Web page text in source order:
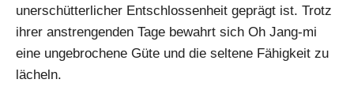
unerschütterlicher Entschlossenheit geprägt ist. Trotz
ihrer anstrengenden Tage bewahrt sich Oh Jang-mi
eine ungebrochene Güte und die seltene Fähigkeit zu
lächeln.